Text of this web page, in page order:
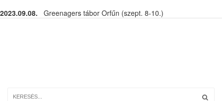
2023.09.08. Greenagers tábor Orfűn (szept. 8-10.)